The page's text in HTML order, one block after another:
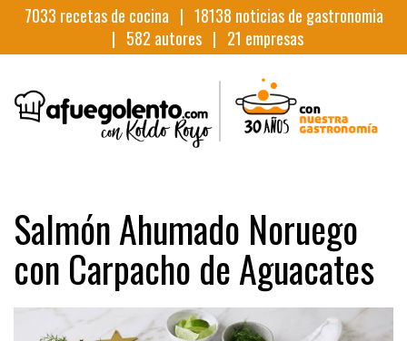
7033 recetas de cocina | 18138 noticias de gastronomia
| 582 autores | 21 empresas
Salmón Ahumado Noruego
con Carpacho de Aguacates